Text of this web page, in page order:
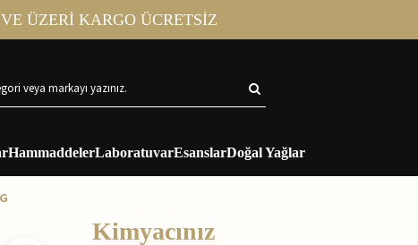
ÜZERİ KARGO ÜCRETSİZ
HammaddelerLaboratuvarEsanslarDoğal Yağlar
Kimyacınız